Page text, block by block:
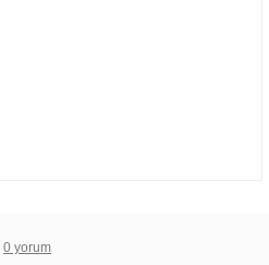
0 yorum